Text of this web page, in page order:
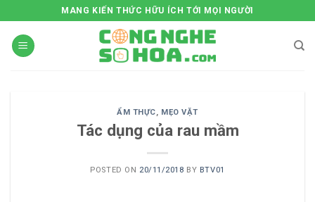
to
content
MANG KIẾN THỨC HỮU ÍCH TỚI MỌI NGƯỜI
ẨM THỰC, MẸO VẶT
Tác dụng của rau mầm
POSTED ON 20/11/2018 BY BTV01